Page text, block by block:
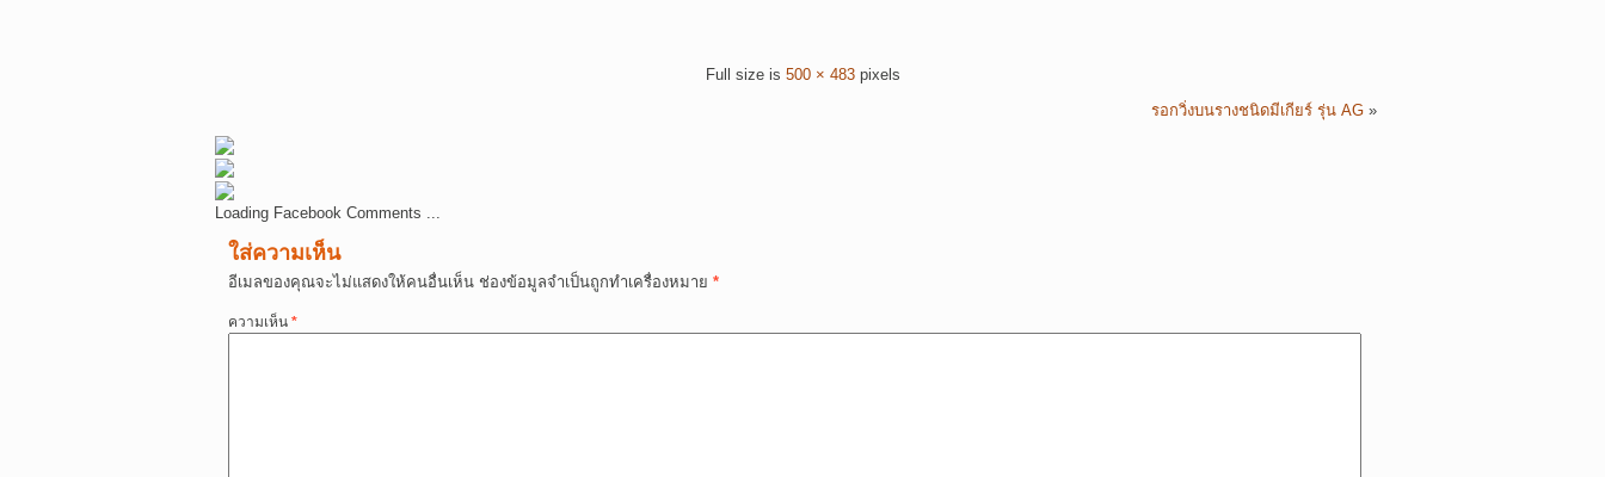
Full size is 500 × 483pixels
รอกวิ่งบนรางชนิดมีเกียร์ รุ่น AG »
Loading Facebook Comments ...
ใส่ความเห็น
อีเมลของคุณจะไม่แสดงให้คนอื่นเห็น ช่องข้อมูลจำเป็นถูกทำเครื่องหมาย *
ความเห็น *